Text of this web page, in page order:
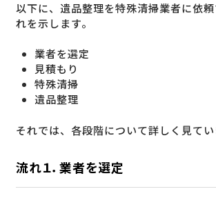
以下に、遺品整理を特殊清掃業者に依
れを示します。
業者を選定
見積もり
特殊清掃
遺品整理
それでは、各段階について詳しく見てい
流れ１．業者を選定